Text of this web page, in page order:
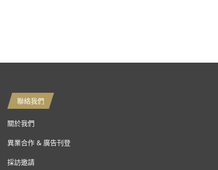
聯絡我們
關於我們
異業合作 & 廣告刊登
採訪邀請